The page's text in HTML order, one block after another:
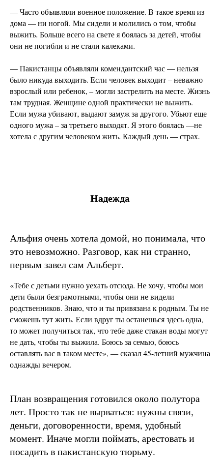
— Часто объявляли военное положение. В такое время из
дома — ни ногой. Мы сидели и молились о том, чтобы
выжить. Больше всего на свете я боялась за детей, чтобы
они не погибли и не стали калеками.
— Пакистанцы объявляли комендантский час — нельзя
было никуда выходить. Если человек выходит – неважно
взрослый или ребенок, – могли застрелить на месте. Жизнь
там трудная. Женщине одной практически не выжить.
Если мужа убивают, выдают замуж за другого. Убьют еще
одного мужа – за третьего выходят. Я этого боялась —не
хотела с другим человеком жить. Каждый день — страх.
Надежда
Альфия очень хотела домой, но понимала, что
это невозможно. Разговор, как ни странно,
первым завел сам Альберт.
«Тебе с детьми нужно уехать отсюда. Не хочу, чтобы мои
дети были безграмотными, чтобы они не видели
родственников. Знаю, что и ты привязана к родным. Ты не
сможешь тут жить. Если вдруг ты останешься здесь одна,
то может получиться так, что тебе даже стакан воды могут
не дать, чтобы ты выжила. Боюсь за семью, боюсь
оставлять вас в таком месте», — сказал 45-летний мужчина
однажды вечером.
План возвращения готовился около полутора
лет. Просто так не вырваться: нужны связи,
деньги, договоренности, время, удобный
момент. Иначе могли поймать, арестовать и
посадить в пакистанскую тюрьму.